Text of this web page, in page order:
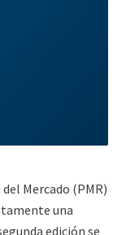
Mercado (PMR)
una
edición se